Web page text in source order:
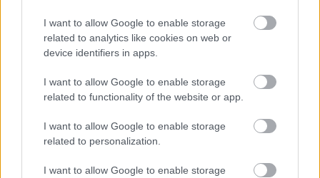
I want to allow Google to enable storage
related to analytics like cookies on web or
device identifiers in apps.
I want to allow Google to enable storage
related to functionality of the website or app.
I want to allow Google to enable storage
related to personalization.
I want to allow Google to enable storage
Ajánlott bejegyzések:
dalát a Primitive Man
Október végén jön a Primitive Man
lemeze, tíz perces dallal indul a
bemutatás